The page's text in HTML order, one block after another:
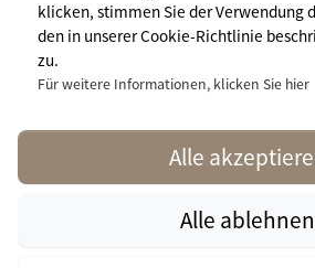
Impressum
Nutzungsbedingungen
Pressebereich
klicken, stimmen Sie der Verwendung
den in unserer Cookie-Richtlinie
zu.
Für weitere Informationen, klicken Sie hier
Alle
Alle ablehnen